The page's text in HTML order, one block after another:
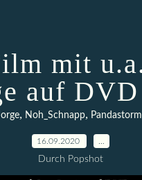
mit
auf
, Noh_Schnapp, Pandastorm
16.09.2020
Durch Popshot